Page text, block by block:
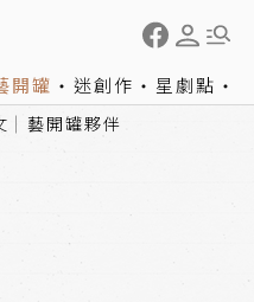
開罐 迷創作 星劇點
藝開罐夥伴